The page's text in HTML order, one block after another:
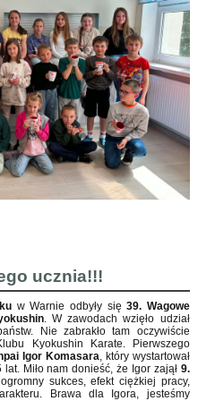
ucznia!!!
w Warnie odbyły się39. Wagowe
. W zawodach wzięło udział
Nie zabrakło tam oczywiście
Kyokushin Karate . Pierwszego
Igor Komasara , który wystartował
Miło nam donieść, że Igor zajął 9.
sukces, efekt ciężkiej pracy,
Brawa dla Igora, jesteśmy